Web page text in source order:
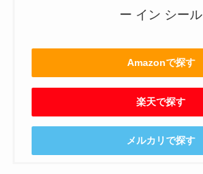
ー イン シール
Amazonで探す
楽天で探す
メルカリで探す